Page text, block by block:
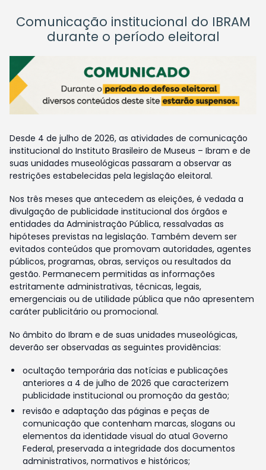
Comunicação institucional do IBRAM
durante o período eleitoral
Desde 4 de julho de 2026, as atividades de comunicação
institucional do Instituto Brasileiro de Museus – Ibram e de
suas unidades museológicas passaram a observar as
restrições estabelecidas pela legislação eleitoral.
Nos três meses que antecedem as eleições, é vedada a
divulgação de publicidade institucional dos órgãos e
entidades da Administração Pública, ressalvadas as
hipóteses previstas na legislação. Também devem ser
evitados conteúdos que promovam autoridades, agentes
públicos, programas, obras, serviços ou resultados da
gestão. Permanecem permitidas as informações
estritamente administrativas, técnicas, legais,
emergenciais ou de utilidade pública que não apresentem
caráter publicitário ou promocional.
No âmbito do Ibram e de suas unidades museológicas,
deverão ser observadas as seguintes providências:
ocultação temporária das notícias e publicações
anteriores a 4 de julho de 2026 que caracterizem
publicidade institucional ou promoção da gestão;
revisão e adaptação das páginas e peças de
comunicação que contenham marcas, slogans ou
elementos da identidade visual do atual Governo
Federal, preservada a integridade dos documentos
administrativos, normativos e históricos;